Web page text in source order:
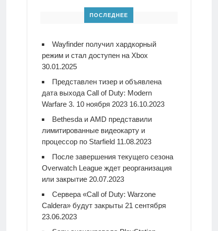
ПОСЛЕДНЕЕ
Wayfinder получил хардкорный
режим и стал доступен на Xbox
30.01.2025
Представлен тизер и объявлена
дата выхода Call of Duty: Modern
Warfare 3. 10 ноября 2023 16.10.2023
Bethesda и AMD представили
лимитированные видеокарту и
процессор по Starfield 11.08.2023
После завершения текущего сезона
Overwatch League ждет реорганизация
или закрытие 20.07.2023
Сервера «Call of Duty: Warzone
Caldera» будут закрыты 21 сентября
23.06.2023